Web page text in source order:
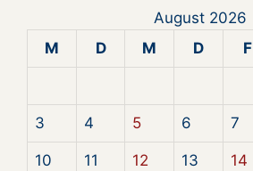
August 2026
M
D M D F
3 4 5 6 7
10 11 12 13 14